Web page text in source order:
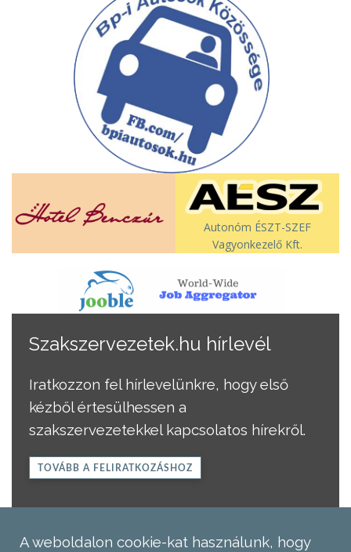
Autonóm ÉSZT-SZEF
Vagyonkezelő Kft.
Szakszervezetek.hu hírlevél
Iratkozzon fel hírlevelünkre, hogy első
kézből értesülhessen a
szakszervezetekkel kapcsolatos hírekről.
TOVÁBB A FELIRATKOZÁSHOZ
A weboldalon cookie-kat használunk, hogy